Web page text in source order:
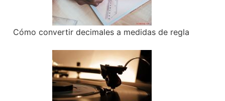
Cómo convertir decimales a medidas de regla